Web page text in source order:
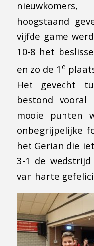
hoogstaand
vijfde game
10-8 het
en zo de 1 e
Het gevecht
bestond vooral
mooie punten
onbegrijpelijke
het Gerian die
3-1 de
van harte